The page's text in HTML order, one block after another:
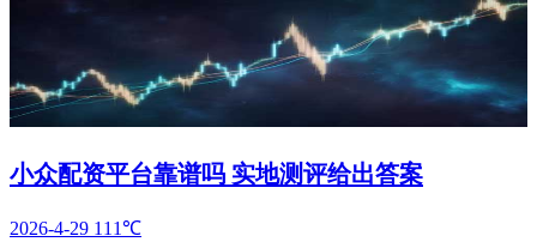
小众配资平台靠谱吗 实地测评给出答案
2026-4-29 111℃